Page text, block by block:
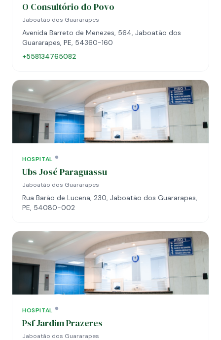
O Consultório do Povo
Jaboatão dos Guararapes
Avenida Barreto de Menezes, 564, Jaboatão dos
Guararapes, PE, 54360-160
+558134765082
HOSPITAL
Ubs José Paraguassu
Jaboatão dos Guararapes
Rua Barão de Lucena, 230, Jaboatão dos Guararapes,
PE, 54080-002
HOSPITAL
Psf Jardim Prazeres
Jaboatão dos Guararapes